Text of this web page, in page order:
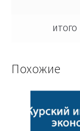
ИТОГО
Похожие